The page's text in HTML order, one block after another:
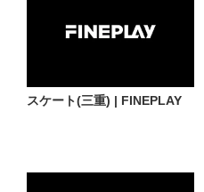
スケート(三重) | FINEPLAY